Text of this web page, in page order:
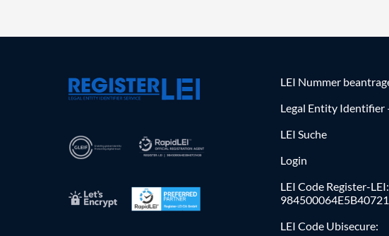
LEI Nummer
Legal Entity Identifier
LEI Suche
Login
LEI Code Register-LEI:
LEI Code Ubisecure: